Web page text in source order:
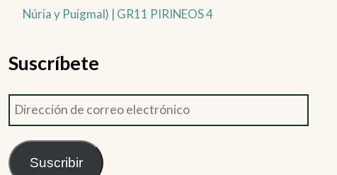
Núria y Puigmal) | GR11 PIRINEOS 4
Suscríbete
Suscribir